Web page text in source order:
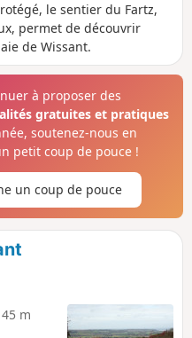
le sentier du Fartz,
permet de découvrir
de Wissant.
à proposer des
gratuites et pratiques
soutenez-nous en
petit coup de pouce !
un coup de pouce
m